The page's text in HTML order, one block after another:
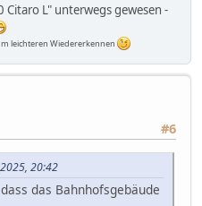
L" unterwegs gewesen -
leichteren Wiedererkennen
#6
20:42
das Bahnhofsgebäude